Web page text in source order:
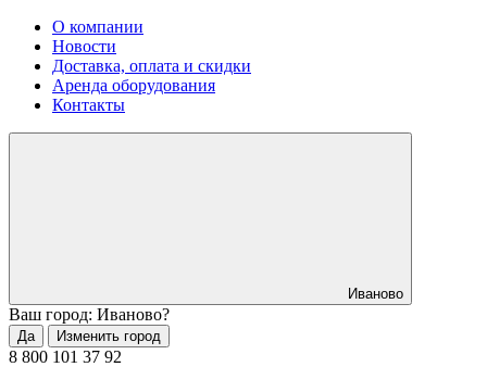
О компании
Новости
Доставка, оплата и скидки
Аренда оборудования
Контакты
Иваново
Ваш город: Иваново?
Да Изменить город
8 800 101 37 92